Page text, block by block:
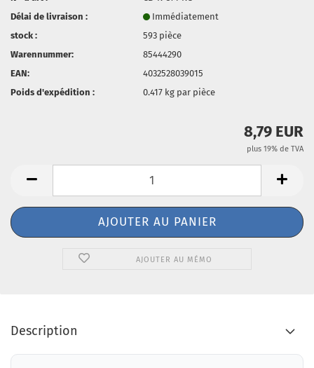
Délai de livraison :
Immédiatement
stock :
593 pièce
Warennummer:
85444290
EAN:
4032528039015
Poids d'expédition :
0.417 kg par pièce
8,79 EUR
plus 19% de TVA
AJOUTER AU MÉMO
Description